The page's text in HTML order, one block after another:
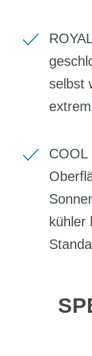
selbst
COOL
kühler